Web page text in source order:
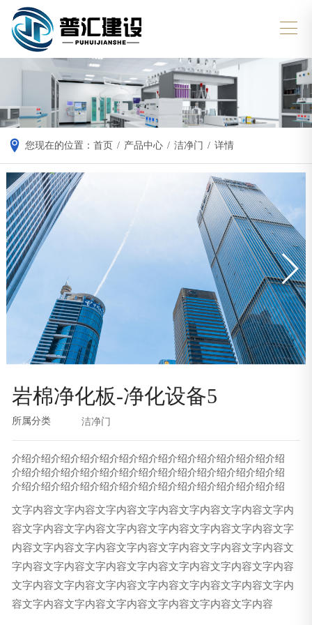
您现在的位置：首页 / 产品中心 / 洁净门 / 详情
岩棉净化板-净化设备5
所属分类 洁净门
介绍介绍介绍介绍介绍介绍介绍介绍介绍介绍介绍介绍介绍介绍
介绍介绍介绍介绍介绍介绍介绍介绍介绍介绍介绍介绍介绍介绍
介绍介绍介绍介绍介绍介绍介绍介绍介绍介绍介绍介绍介绍介绍
文字内容文字内容文字内容文字内容文字内容文字内容文字内
容文字内容文字内容文字内容文字内容文字内容文字内容文字
内容文字内容文字内容文字内容文字内容文字内容文字内容文
字内容文字内容文字内容文字内容文字内容文字内容文字内容
文字内容文字内容文字内容文字内容文字内容文字内容文字内
容文字内容文字内容文字内容文字内容文字内容文字内容